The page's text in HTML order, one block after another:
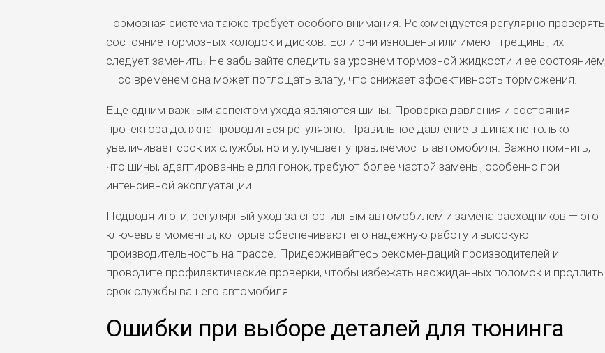
Тормозная система также требует особого внимания. Рекомендуется регулярно проверять
состояние тормозных колодок и дисков. Если они изношены или имеют трещины, их
следует заменить. Не забывайте следить за уровнем тормозной жидкости и ее состоянием
— со временем она может поглощать влагу, что снижает эффективность торможения.
Еще одним важным аспектом ухода являются шины. Проверка давления и состояния
протектора должна проводиться регулярно. Правильное давление в шинах не только
увеличивает срок их службы, но и улучшает управляемость автомобиля. Важно помнить,
что шины, адаптированные для гонок, требуют более частой замены, особенно при
интенсивной эксплуатации.
Подводя итоги, регулярный уход за спортивным автомобилем и замена расходников — это
ключевые моменты, которые обеспечивают его надежную работу и высокую
производительность на трассе. Придерживайтесь рекомендаций производителей и
проводите профилактические проверки, чтобы избежать неожиданных поломок и продлить
срок службы вашего автомобиля.
Ошибки при выборе деталей для тюнинга